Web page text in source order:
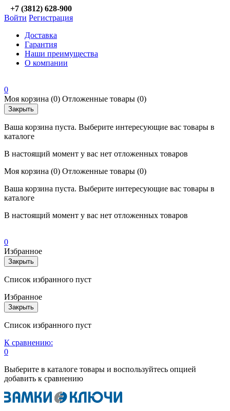
+7 (3812) 628-900
Войти Регистрация
Доставка
Гарантия
Наши преимущества
О компании
0
Моя корзина (0) Отложенные товары (0)
Закрыть
Ваша корзина пуста. Выберите интересующие вас товары в
каталоге
В настоящий момент у вас нет отложенных товаров
Моя корзина (0) Отложенные товары (0)
Ваша корзина пуста. Выберите интересующие вас товары в
каталоге
В настоящий момент у вас нет отложенных товаров
0
Избранное
Закрыть
Список избранного пуст
Избранное
Закрыть
Список избранного пуст
К сравнению:
0
Выберите в каталоге товары и воспользуйтесь опцией
добавить к сравнению